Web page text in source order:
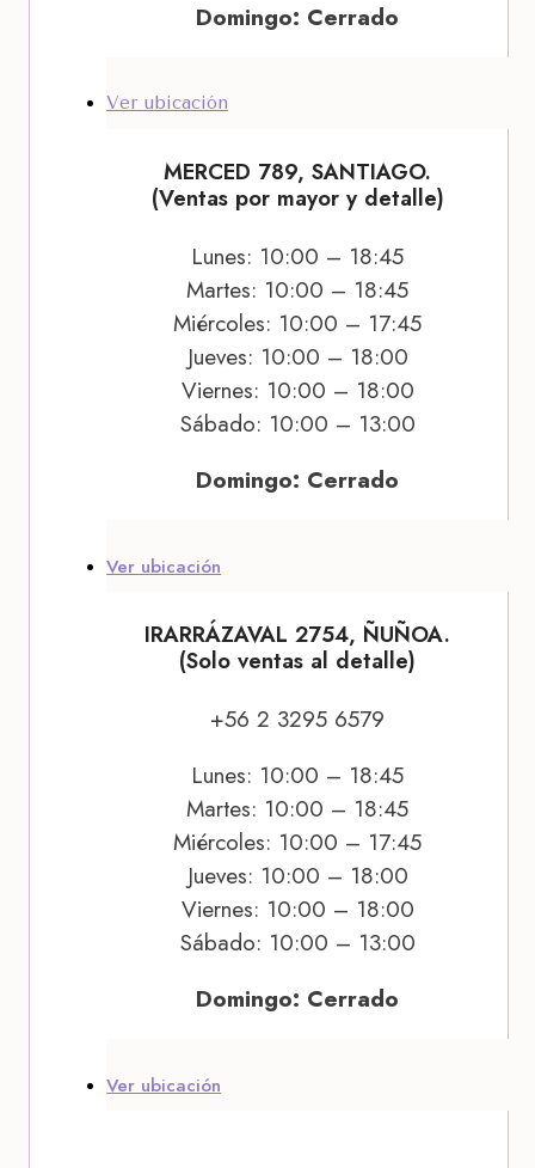
Domingo: Cerrado
Ver ubicación
MERCED 789, SANTIAGO.
(Ventas por mayor y detalle)
Lunes: 10:00 – 18:45
Martes: 10:00 – 18:45
Miércoles: 10:00 – 17:45
Jueves: 10:00 – 18:00
Viernes: 10:00 – 18:00
Sábado: 10:00 – 13:00
Domingo: Cerrado
Ver ubicación
IRARRÁZAVAL 2754, ÑUÑOA.
(Solo ventas al detalle)
+56 2 3295 6579
Lunes: 10:00 – 18:45
Martes: 10:00 – 18:45
Miércoles: 10:00 – 17:45
Jueves: 10:00 – 18:00
Viernes: 10:00 – 18:00
Sábado: 10:00 – 13:00
Domingo: Cerrado
Ver ubicación